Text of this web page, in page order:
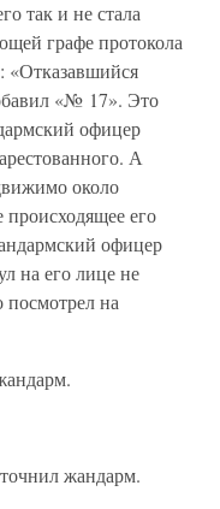
так и не стала
графе протокола
«Отказавшийся
«№ 17». Это
офицер
А
около
происходящее его
офицер
на его лице не
посмотрел на
жандарм.